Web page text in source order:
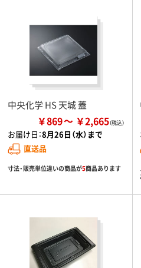
中央化学 HS 天城 蓋
￥869 ￥2,665
お届け日：8月26日（水）まで
直送品
寸法・販売単位違いの商品が5商品あります